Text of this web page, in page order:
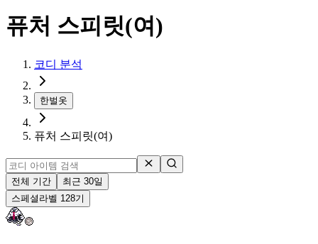
퓨처 스피릿(여)
코디 분석
한벌옷
퓨처 스피릿(여)
전체 기간
최근 30일
스페셜 라벨 128기